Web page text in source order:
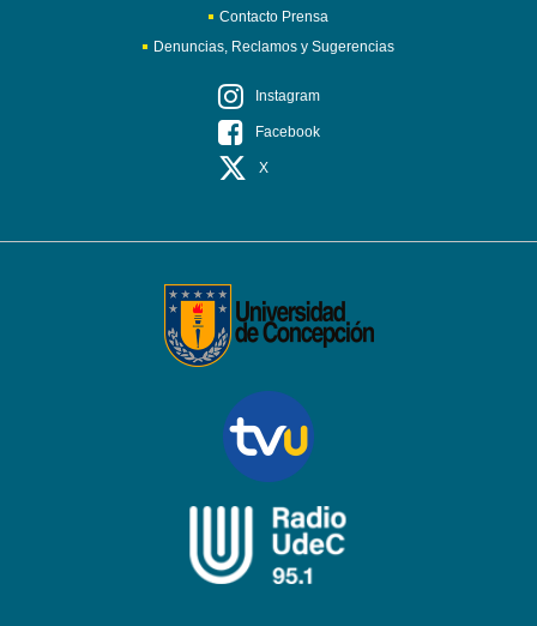
Contacto Prensa
Denuncias, Reclamos y Sugerencias
Instagram
Facebook
X